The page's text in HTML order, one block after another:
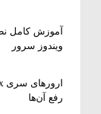
ویندوز سرور
رفع آن‌ها